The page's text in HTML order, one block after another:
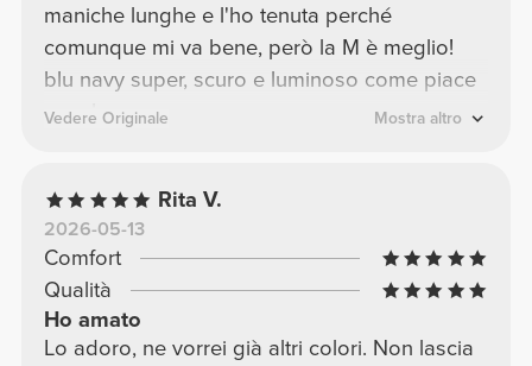
maniche lunghe e l'ho tenuta perché
comunque mi va bene, però la M è meglio!
blu navy super, scuro e luminoso come piace
a me!
Vedere Originale Mostra altro
Rita V.
2026-05-13
Comfort
Qualità
Ho amato
Lo adoro, ne vorrei già altri colori. Non lascia